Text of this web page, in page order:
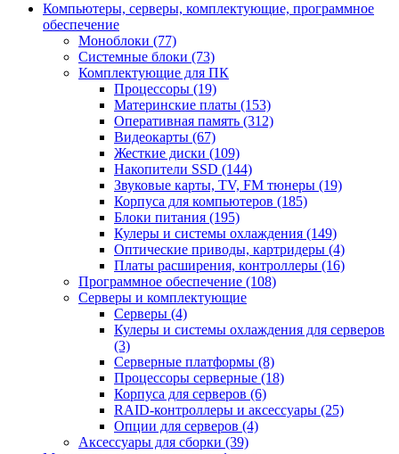
Компьютеры, серверы, комплектующие, программное
обеспечение
Моноблоки (77)
Системные блоки (73)
Комплектующие для ПК
Процессоры (19)
Материнские платы (153)
Оперативная память (312)
Видеокарты (67)
Жесткие диски (109)
Накопители SSD (144)
Звуковые карты, TV, FM тюнеры (19)
Корпуса для компьютеров (185)
Блоки питания (195)
Кулеры и системы охлаждения (149)
Оптические приводы, картридеры (4)
Платы расширения, контроллеры (16)
Программное обеспечение (108)
Серверы и комплектующие
Серверы (4)
Кулеры и системы охлаждения для серверов
(3)
Серверные платформы (8)
Процессоры серверные (18)
Корпуса для серверов (6)
RAID-контроллеры и аксессуары (25)
Опции для серверов (4)
Аксессуары для сборки (39)